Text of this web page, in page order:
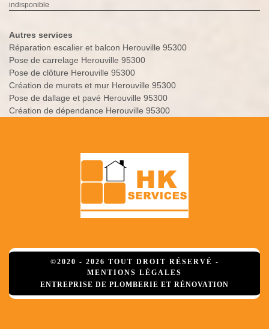
indisponible
Autres services
Réparation escalier et balcon Herouville 95300
Pose de carrelage Herouville 95300
Pose de clôture Herouville 95300
Création de murets et mur Herouville 95300
Pose de dallage et pavé Herouville 95300
Création de dépendance Herouville 95300
©2020 - 2026 TOUT DROIT RÉSERVÉ -
MENTIONS LÉGALES
ENTREPRISE DE PLOMBERIE ET RÉNOVATION